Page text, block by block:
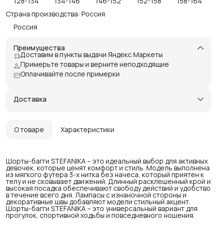
Страна производства: Россия
Россия
Преимущества
Доставим в пункты выдачи Яндекс Маркеты
Примерьте товары и верните неподходящие
Оплачивайте после примерки
Доставка
О товаре Характеристики
Шорты-багги STEFANIKA – это идеальный выбор для активных
девочек, которые ценят комфорт и стиль. Модель выполнена
из мягкого футера 3-х нитка без начеса, который приятен к
телу и не сковывает движений. Длинный расклешенный крой и
высокая посадка обеспечивают свободу действий и удобство
в течение всего дня. Лампасы с изнаночной стороны и
декоративные швы добавляют модели стильный акцент.
Шорты-багги STEFANIKA – это универсальный вариант для
прогулок, спортивной ходьбы и повседневного ношения.